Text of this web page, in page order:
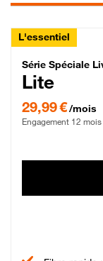
L'essentiel
Série
Série Spéciale
Lite
29,99 €/mois
Engagement 12 mois